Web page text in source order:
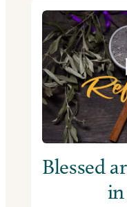
Blessed